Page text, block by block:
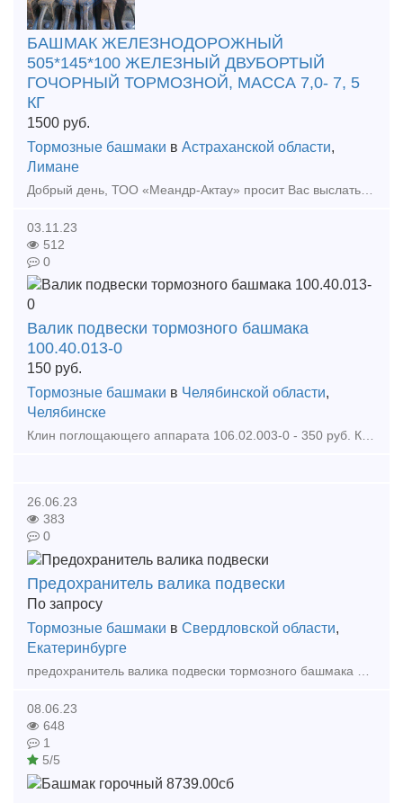
БАШМАК ЖЕЛЕЗНОДОРОЖНЫЙ
505*145*100 ЖЕЛЕЗНЫЙ ДВУБОРТЫЙ
ГОЧОРНЫЙ ТОРМОЗНОЙ, МАССА 7,0- 7, 5
КГ
1500 руб.
Тормозные башмаки в Астраханской области,
Лимане
Добрый день, ТОО «Меандр-Актау» просит Вас выслать коммерческое предложение на поставку башмак железнодорожный, согласно спецификации. В количестве 30 штук. Поставка в город Алматы. BRAKE SHOE R
03.11.23
512
0
Валик подвески тормозного башмака
100.40.013-0
150 руб.
Тормозные башмаки в Челябинской области,
Челябинске
Клин поглощающего аппарата 106.02.003-0 - 350 руб. Клин тягового хомута 106.02.002-0 - 550 руб. Клин фрикционный Ханина М1698.00.002 - 680 руб. Колодка локомотивная гребневая тип М -
26.06.23
383
0
Предохранитель валика подвески
По запросу
Тормозные башмаки в Свердловской области,
Екатеринбурге
08.06.23
648
1
5/5